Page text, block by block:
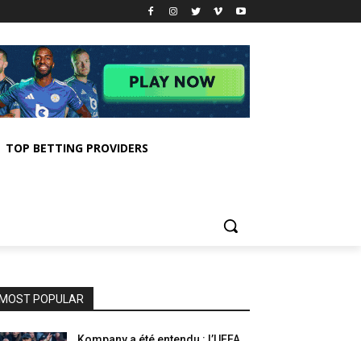
TOP BETTING PROVIDERS
MOST POPULAR